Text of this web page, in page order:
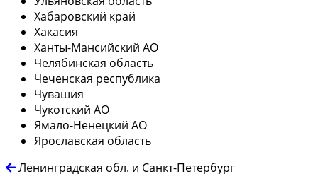
Хабаровский край
Хакасия
Ханты-Мансийский АО
Челябинская область
Чеченская республика
Чувашия
Чукотский АО
Ямало-Ненецкий АО
Ярославская область
Ленинградская обл. и Санкт-Петербург